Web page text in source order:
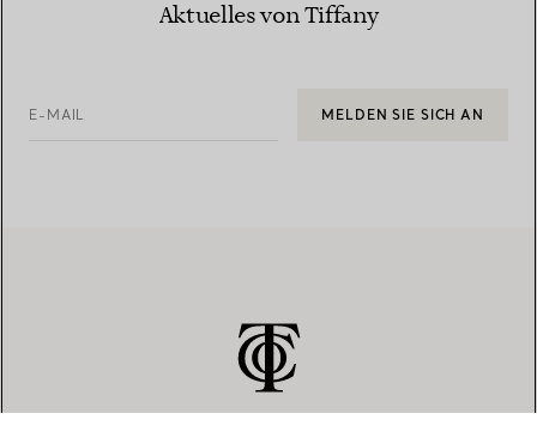
Aktuelles von Tiffany
E-MAIL MELDEN SIE SICH AN